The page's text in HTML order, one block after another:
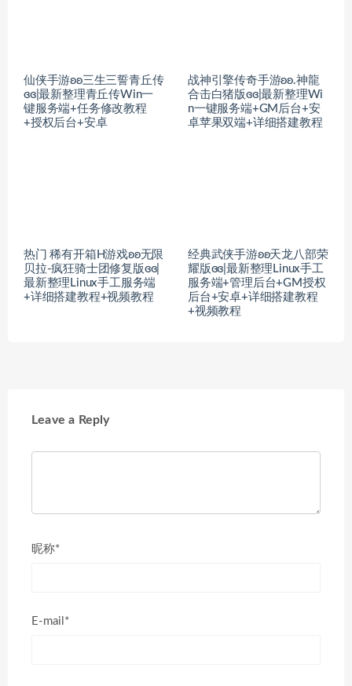
仙侠手游ʚʚ三生三誓青丘传
ɞɞ|最新整理青丘传Win一
键服务端+任务修改教程
+授权后台+安卓
战神引擎传奇手游ʚʚ.神龍
合击白猪版ɞɞ|最新整理Wi
n一键服务端+GM后台+安
卓苹果双端+详细搭建教程
热门 稀有开箱H游戏ʚʚ无限
贝拉-疯狂骑士团修复版ɞɞ|
最新整理Linux手工服务端
+详细搭建教程+视频教程
经典武侠手游ʚʚ天龙八部荣
耀版ɞɞ|最新整理Linux手工
服务端+管理后台+GM授权
后台+安卓+详细搭建教程
+视频教程
Leave a Reply
昵称*
E-mail*